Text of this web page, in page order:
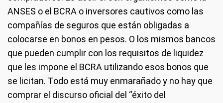
ANSES o el BCRA o inversores cautivos como las
compañías de seguros que están obligadas a
colocarse en bonos en pesos. O los mismos bancos
que pueden cumplir con los requisitos de liquidez
que les impone el BCRA utilizando esos bonos que
se licitan. Todo está muy enmarañado y no hay que
comprar el discurso oficial del “éxito del